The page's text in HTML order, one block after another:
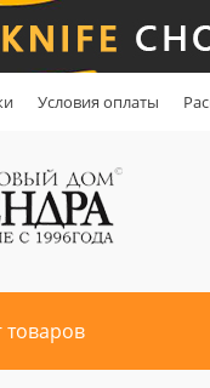
Условия оплаты
товаров